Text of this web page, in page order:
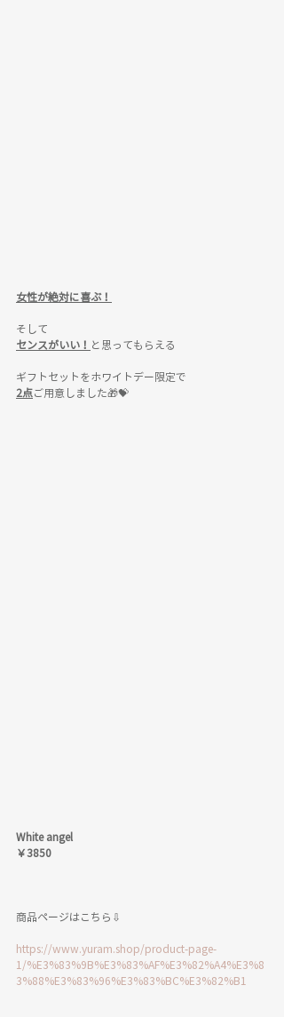
女性が絶対に喜ぶ！
そして
センスがいい！ と思ってもらえる
ギフトセットをホワイトデー限定で
2点ご用意しました🎁💝
White angel
￥3850
商品ページはこちら⇩
https://www.yuram.shop/product-page-
1/%E3%83%9B%E3%83%AF%E3%82%A4%E3%8
3%88%E3%83%96%E3%83%BC%E3%82%B1